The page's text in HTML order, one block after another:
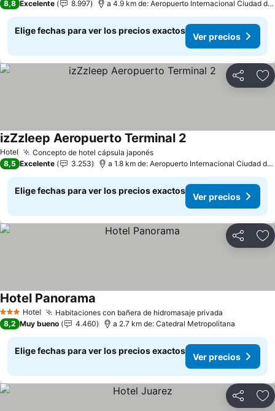
8,8 Excelente 8.997 a 4.9 km de: Aeropuerto Internacional Ciudad de
Elige fechas para ver los precios exactos
Ver precios
Compartir
Hotel Concepto de hotel cápsula japonésVer precios
izZzleep Aeropuerto Terminal 2
8,5 Excelente 3.253 a 1.8 km de: Aeropuerto Internacional Ciudad de
Elige fechas para ver los precios exactos
Ver precios
Compartir
3 Estrellas
Hotel Habitaciones con bañera de hidromasaje privada
Hotel Panorama
8,2 Muy bueno 4.460 a 2.7 km de: Catedral Metropolitana
Elige fechas para ver los precios exactos
Ver precios
Compartir